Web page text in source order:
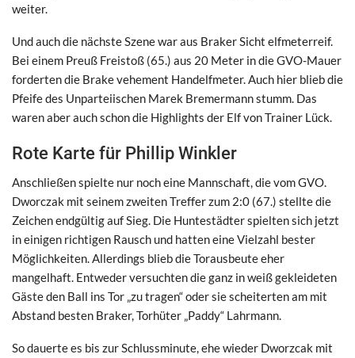
weiter.
Und auch die nächste Szene war aus Braker Sicht elfmeterreif.
Bei einem Preuß Freistoß (65.) aus 20 Meter in die GVO-Mauer
forderten die Brake vehement Handelfmeter. Auch hier blieb die
Pfeife des Unparteiischen Marek Bremermann stumm. Das
waren aber auch schon die Highlights der Elf von Trainer Lück.
Rote Karte für Phillip Winkler
Anschließen spielte nur noch eine Mannschaft, die vom GVO.
Dworczak mit seinem zweiten Treffer zum 2:0 (67.) stellte die
Zeichen endgültig auf Sieg. Die Huntestädter spielten sich jetzt
in einigen richtigen Rausch und hatten eine Vielzahl bester
Möglichkeiten. Allerdings blieb die Torausbeute eher
mangelhaft. Entweder versuchten die ganz in weiß gekleideten
Gäste den Ball ins Tor „zu tragen“ oder sie scheiterten am mit
Abstand besten Braker, Torhüter „Paddy“ Lahrmann.
So dauerte es bis zur Schlussminute, ehe wieder Dworzcak mit